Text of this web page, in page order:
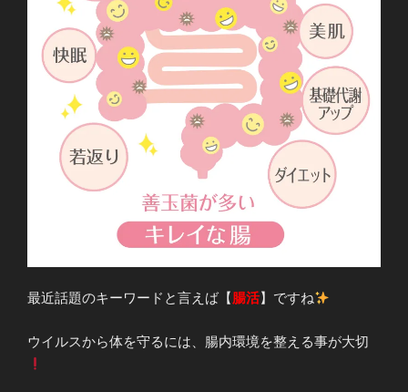
最近話題のキーワードと言えば【 腸活】ですね
ウイルスから体を守るには、腸内環境を整える事が大切